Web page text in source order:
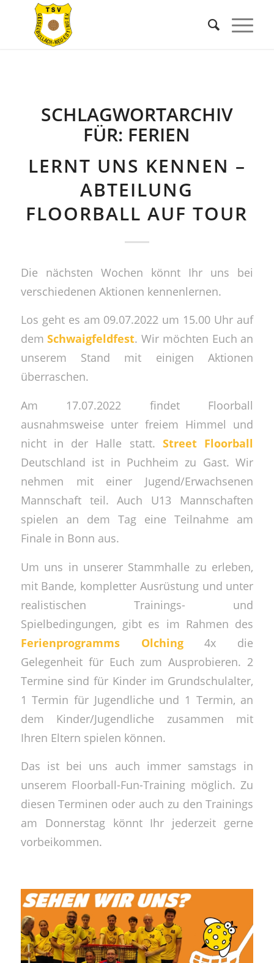
SCHLAGWORTARCHIV
FÜR: FERIEN
LERNT UNS KENNEN –
ABTEILUNG
FLOORBALL AUF TOUR
Die nächsten Wochen könnt Ihr uns bei
verschiedenen Aktionen kennenlernen.
Los geht es am 09.07.2022 um 15.00 Uhr auf
demSchwaigfeldfest. Wir möchten Euch an
unserem Stand mit einigen Aktionen
überraschen.
Am 17.07.2022 findet Floorball
ausnahmsweise unter freiem Himmel und
nicht in der Halle statt.Street Floorball
Deutschland ist in Puchheim zu Gast. Wir
nehmen mit einer Jugend/Erwachsenen
Mannschaft teil. Auch U13 Mannschaften
spielen an dem Tag eine Teilnahme am
Finale in Bonn aus.
Um uns in unserer Stammhalle zu erleben,
mit Bande, kompletter Ausrüstung und unter
realistischen Trainings- und
Spielbedingungen, gibt es im Rahmen des
Ferienprogramms Olching4x die
Gelegenheit für Euch zum Ausprobieren. 2
Termine sind für Kinder im Grundschulalter,
1 Termin für Jugendliche und 1 Termin, an
dem Kinder/Jugendliche zusammen mit
Ihren Eltern spielen können.
Das ist bei uns auch immer samstags in
unserem Floorball-Fun-Training möglich. Zu
diesen Terminen oder auch zu den Trainings
am Donnerstag könnt Ihr jederzeit gerne
vorbeikommen.